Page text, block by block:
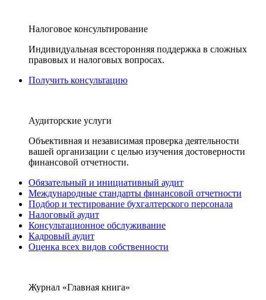
Налоговое консультирование
Индивидуальная всесторонняя поддержка в сложных
правовых и налоговых вопросах.
Получить консультацию
Аудиторские услуги
Объективная и независимая проверка деятельности
вашей организации с целью изучения достоверности
финансовой отчетности.
Обязательный и инициативный аудит
Международные стандарты финансовой отчетности
Подбор и тестирование бухгалтерского персонала
Налоговый аудит
Консультационное обслуживание
Кадровый аудит
Оценка всех видов собственности
Журнал «Главная книга»